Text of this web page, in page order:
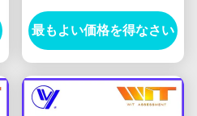
電光そして電力サージの
防止装置
最もよい価格を得なさい